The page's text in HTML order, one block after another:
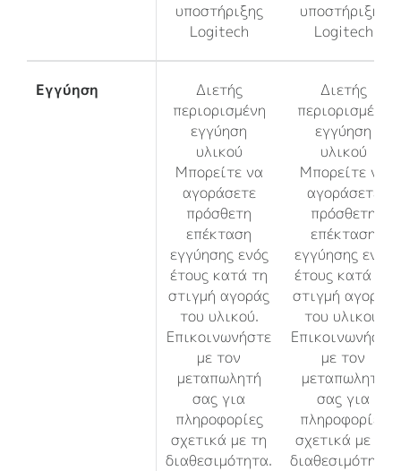
υποστήριξης
Logitech
υποστήριξης
Logitech
Εγγύηση
Διετής
περιορισμένη
εγγύηση
υλικού
Μπορείτε να
αγοράσετε
πρόσθετη
επέκταση
εγγύησης ενός
έτους κατά τη
στιγμή αγοράς
του υλικού.
Επικοινωνήστε
με τον
μεταπωλητή
σας για
πληροφορίες
σχετικά με τη
διαθεσιμότητα.
Διετής
περιορισμένη
εγγύηση
υλικού
Μπορείτε να
αγοράσετε
πρόσθετη
επέκταση
εγγύησης ενός
έτους κατά τη
στιγμή αγοράς
του υλικού.
Επικοινωνήστε
με τον
μεταπωλητή
σας για
πληροφορίες
σχετικά με τη
διαθεσιμότητα.